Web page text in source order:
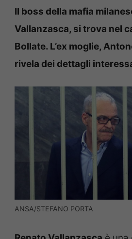
Il boss della mafia
Vallanzasca, si trova nel
Bollate. L’ex moglie,
rivela dei dettagli
ANSA/STEFANO PORTA